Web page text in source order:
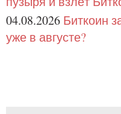
04.08.2026 Биткоин
уже в августе?